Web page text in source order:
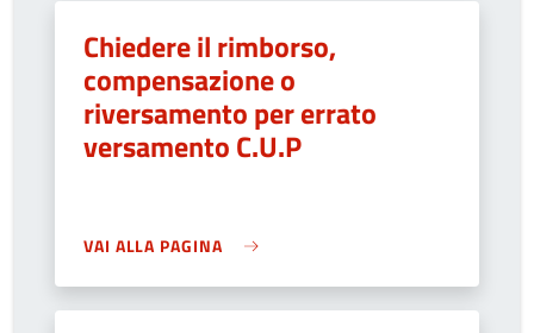
Chiedere il rimborso,
compensazione o
riversamento per errato
versamento C.U.P
VAI ALLA PAGINA